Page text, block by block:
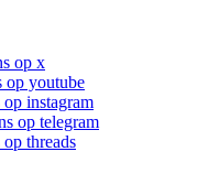
op x
op youtube
instagram
op telegram
threads